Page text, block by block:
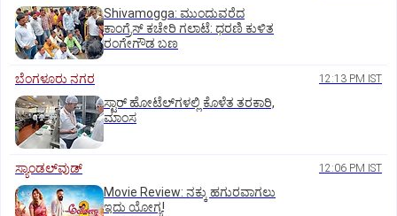
Shivamogga: ಮುಂದುವರೆದ
ಕಾಂಗ್ರೆಸ್ ಕಚೇರಿ ಗಲಾಟೆ: ಧರಣಿ ಕುಳಿತ
ರಂಗೇಗೌಡ ಬಣ
ಬೆಂಗಳೂರು ನಗರ 12:13 PM IST
ಸ್ಟಾರ್‌ ಹೋಟೆಲ್‌ಗ‌ಳಲ್ಲಿ ಕೊಳೆತ ತರಕಾರಿ,
ಮಾಂಸ
ಸ್ಯಾಂಡಲ್‌ವುಡ್‌ 12:06 PM IST
Movie Review: ನಕ್ಕು ಹಗುರವಾಗಲು
ಇದು ಯೋಗ್ಯ!